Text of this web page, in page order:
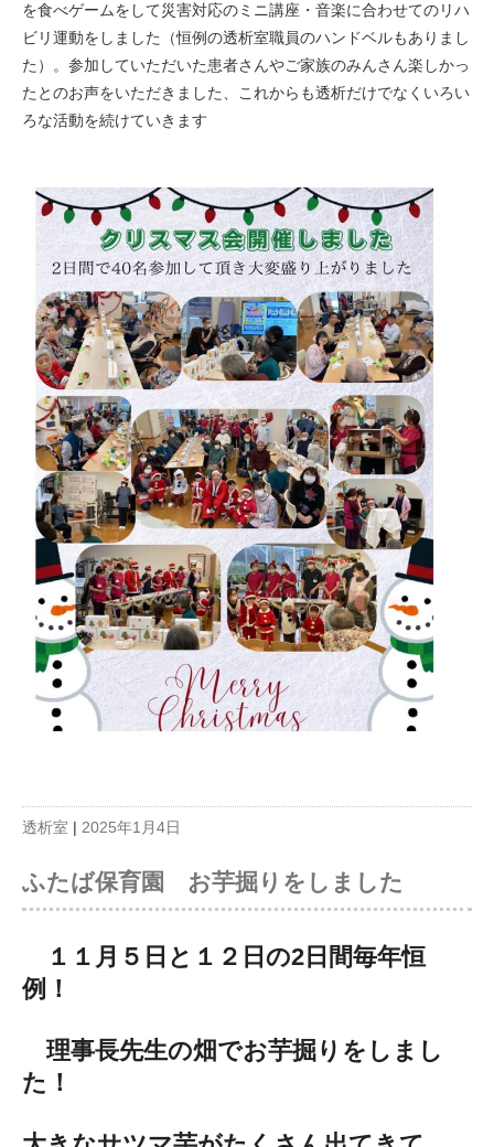
を食べゲームをして災害対応のミニ講座・音楽に合わせてのリハ
ビリ運動をしました（恒例の透析室職員のハンドベルもありまし
た）。参加していただいた患者さんやご家族のみんさん楽しかっ
たとのお声をいただきました、これからも透析だけでなくいろい
ろな活動を続けていきます
透析室 | 2025年1月4日
ふたば保育園 お芋掘りをしました
１１月５日と１２日の2日間毎年恒
例！
理事長先生の畑でお芋掘りをしまし
た！